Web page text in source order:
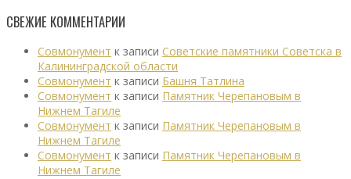
СВЕЖИЕ КОММЕНТАРИИ
Совмонумент к записи Советские памятники Советска в
Калининградской области
Совмонумент к записи Башня Татлина
Совмонумент к записи Памятник Черепановым в
Нижнем Тагиле
Совмонумент к записи Памятник Черепановым в
Нижнем Тагиле
Совмонумент к записи Памятник Черепановым в
Нижнем Тагиле